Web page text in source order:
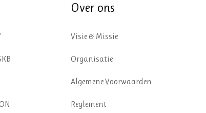
Over ons
Visie & Missie
Organisatie
Algemene Voorwaarden
Reglement